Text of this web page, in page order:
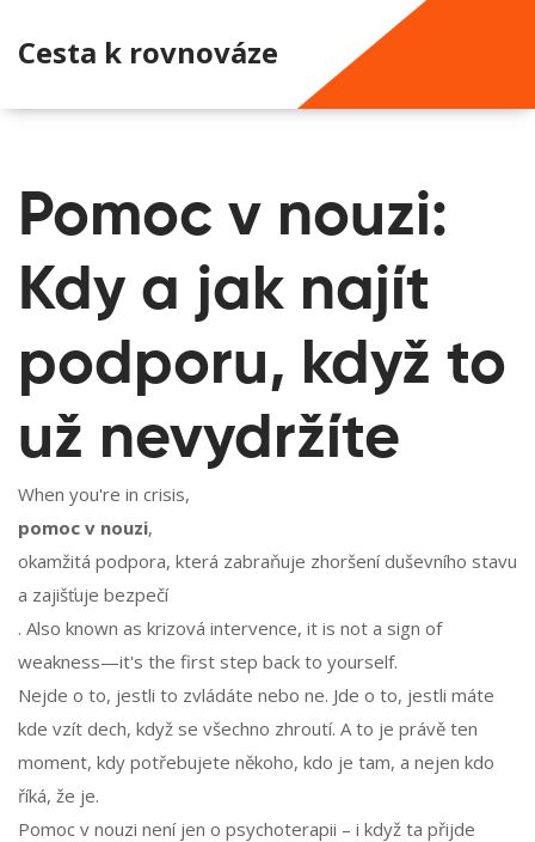
Cesta k rovnováze
Pomoc v nouzi:
Kdy a jak najít
podporu, když to
už nevydržíte
When you're in crisis,
pomoc v nouzi,
okamžitá podpora, která zabraňuje zhoršení duševního stavu
a zajišťuje bezpečí
. Also known as krizová intervence, it is not a sign of
weakness—it's the first step back to yourself.
Nejde o to, jestli to zvládáte nebo ne. Jde o to, jestli máte
kde vzít dech, když se všechno zhroutí. A to je právě ten
moment, kdy potřebujete někoho, kdo je tam, a nejen kdo
říká, že je.
Pomoc v nouzi není jen o psychoterapii – i když ta přijde